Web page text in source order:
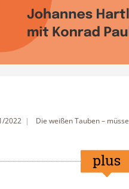
2022 Die weißen Tauben –